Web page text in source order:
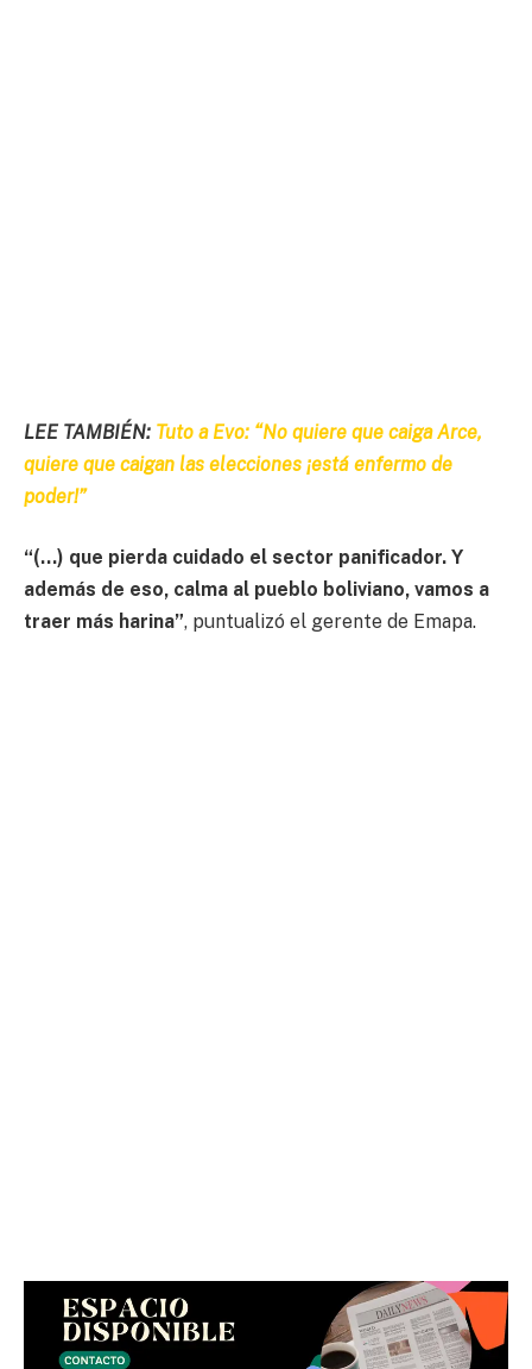
LEE TAMBIÉN: Tuto a Evo: “No quiere que caiga Arce,
quiere que caigan las elecciones ¡está enfermo de
poder!”
“(…) que pierda cuidado el sector panificador. Y
además de eso, calma al pueblo boliviano, vamos a
traer más harina”, puntualizó el gerente de Emapa.